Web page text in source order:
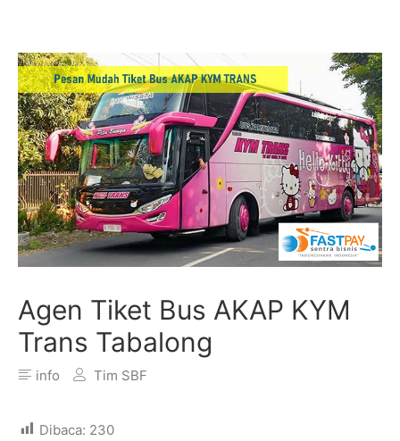
Agen Tiket Bus AKAP KYM
Trans Tabalong
info Tim SBF
Dibaca: 230